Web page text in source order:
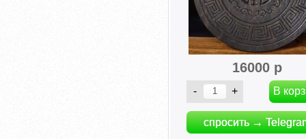
16000 р
спросить →